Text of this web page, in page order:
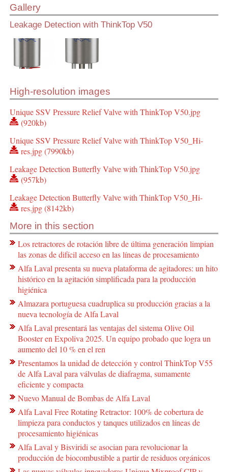
Gallery
Leakage Detection with ThinkTop V50
High-resolution images
Unique SSV Pressure Relief Valve with ThinkTop V50.jpg
(920kb)
Unique SSV Pressure Relief Valve with ThinkTop V50_Hi-
res.jpg (7990kb)
Leakage Detection Butterfly Valve with ThinkTop V50.jpg
(957kb)
Leakage Detection Butterfly Valve with ThinkTop V50_Hi-
res.jpg (8142kb)
More in this section
Los retractores de rotación libre de última generación limpian
las zonas de difícil acceso en las líneas de procesamiento
Alfa Laval presenta su nueva plataforma de agitadores: un hito
histórico en la agitación simplificada para la producción
higiénica
Almazara portuguesa cuadruplica su producción gracias a la
nueva tecnología de Alfa Laval
Alfa Laval presentará las ventajas del sistema Olive Oil
Booster en Expoliva 2025. Un equipo probado que logra un
aumento del 10 % en el ren
Presentamos la unidad de detección y control ThinkTop V55
de Alfa Laval para válvulas de diafragma, sumamente
eficiente y compacta
Nuevo Manual de Bombas de Alfa Laval
Alfa Laval Free Rotating Retractor: 100% de cobertura de
limpieza para conductos y tanques utilizados en líneas de
procesamiento higiénicas
Alfa Laval y Bisviridi se asocian para revolucionar la
producción de biocombustible a partir de residuos orgánicos